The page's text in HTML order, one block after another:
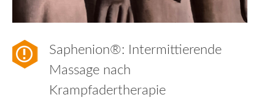
Saphenion®: Intermittierende
Massage nach
Krampfadertherapie